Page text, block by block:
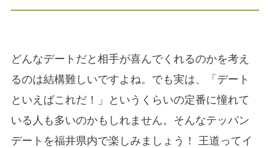
どんなデートだと相手が喜んでくれるのかを考え
るのは結構難しいですよね。でも実は、「デート
といえばこれだ！」というくらいの定番に憧れて
いる人も多いのかもしれません。そんなテッパン
デートを福井県内で楽しみましょう！ 王道ってイ